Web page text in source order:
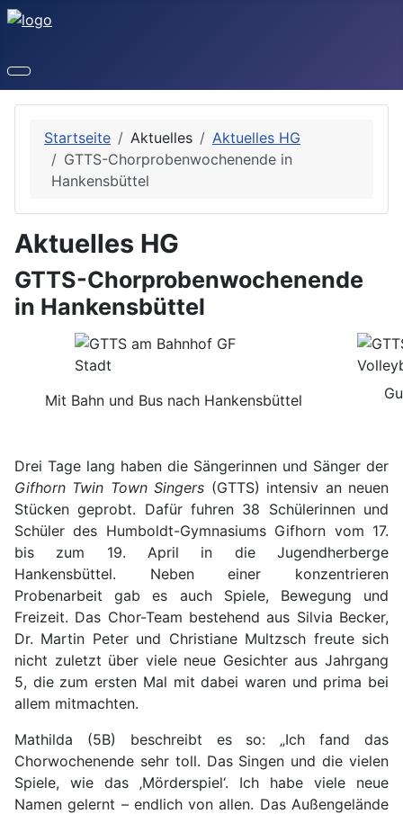
Startseite Aktuelles
Aktuelles HG
GTTS-Chorprobenwochenende in
Hankensbüttel
Aktuelles HG
GTTS-Chorprobenwochenende
in Hankensbüttel
Mit Bahn und Bus nach Hankensbüttel
Drei Tage lang haben die Sängerinnen und Sänger der
Gifhorn Twin Town Singers (GTTS) intensiv an neuen
Stücken geprobt. Dafür fuhren 38 Schülerinnen und
Schüler des Humboldt-Gymnasiums Gifhorn vom 17.
bis zum 19. April in die Jugendherberge
Hankensbüttel. Neben einer konzentrieren
Probenarbeit gab es auch Spiele, Bewegung und
Freizeit. Das Chor-Team bestehend aus Silvia Becker,
Dr. Martin Peter und Christiane Multzsch freute sich
nicht zuletzt über viele neue Gesichter aus Jahrgang
5, die zum ersten Mal mit dabei waren und prima bei
allem mitmachten.
Mathilda (5B) beschreibt es so: „Ich fand das
Chorwochenende sehr toll. Das Singen und die vielen
Spiele, wie das ‚Mörderspiel‘. Ich habe viele neue
Namen gelernt – endlich von allen. Das Außengelände